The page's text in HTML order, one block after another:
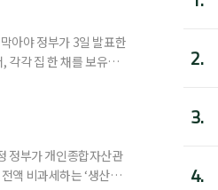
데 따른 것이다. 기존에
아야 정부가 3일 발표한
각각 집 한 채를 보유한
거와 생계를 분
정부가 개인종합자산관
액 비과세하는 ‘생산적
2.
3.
4.